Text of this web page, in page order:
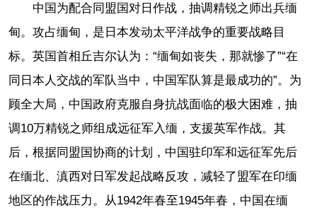
中国为配合同盟国对日作战，抽调精锐之师出兵缅
甸。攻占缅甸，是日本发动太平洋战争的重要战略目
标。英国首相丘吉尔认为：“缅甸如丧失，那就惨了”“在
同日本人交战的军队当中，中国军队算是最成功的”。为
顾全大局，中国政府克服自身抗战面临的极大困难，抽
调10万精锐之师组成远征军入缅，支援英军作战。其
后，根据同盟国协商的计划，中国驻印军和远征军先后
在缅北、滇西对日军发起战略反攻，减轻了盟军在印缅
地区的作战压力。从1942年春至1945年春，中国在缅